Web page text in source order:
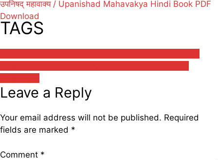
उपनिषद् महावाक्य / Upanishad Mahavakya Hindi Book PDF
Download
TAGS
Leave a Reply
Your email address will not be published. Required
fields are marked *
Comment *